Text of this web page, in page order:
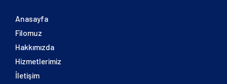
Anasayfa
Filomuz
Hakkımızda
Hizmetlerimiz
İletişim